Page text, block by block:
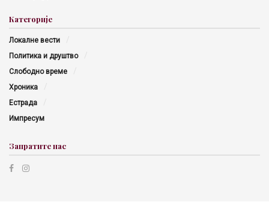
Категорије
Локалне вести
Политика и друштво
Слободно време
Хроника
Естрада
Импресум
Запратите нас